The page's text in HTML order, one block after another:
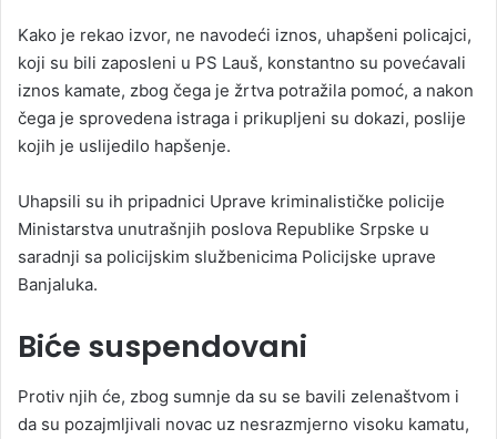
Kako je rekao izvor, ne navodeći iznos, uhapšeni policajci,
koji su bili zaposleni u PS Lauš, konstantno su povećavali
iznos kamate, zbog čega je žrtva potražila pomoć, a nakon
čega je sprovedena istraga i prikupljeni su dokazi, poslije
kojih je uslijedilo hapšenje.
Uhapsili su ih pripadnici Uprave kriminalističke policije
Ministarstva unutrašnjih poslova Republike Srpske u
saradnji sa policijskim službenicima Policijske uprave
Banjaluka.
Biće suspendovani
Protiv njih će, zbog sumnje da su se bavili zelenaštvom i
da su pozajmljivali novac uz nesrazmjerno visoku kamatu,